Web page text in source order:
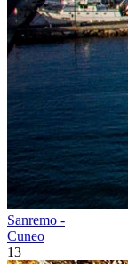
Sanremo -
Cuneo
13